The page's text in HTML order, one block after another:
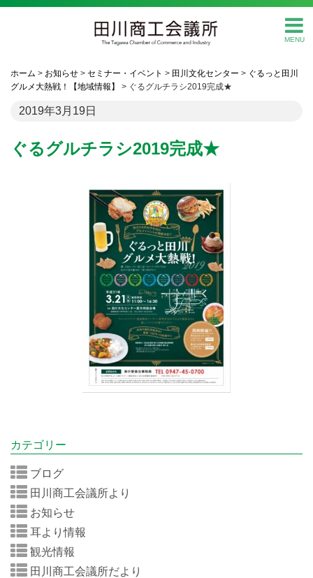
MENU
ホーム > お知らせ > セミナー・イベント > 田川文化センター > ぐるっと田川
グルメ大熱戦！【地域情報】
> ぐるグルチラシ2019完成★
2019年3月19日
ぐるグルチラシ2019完成★
カテゴリー
ブログ
田川商工会議所より
お知らせ
耳より情報
観光情報
田川商工会議所だより